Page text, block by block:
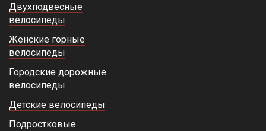
Двухподвесные
велосипеды
Женские горные
велосипеды
Городские дорожные
велосипеды
Детские велосипеды
Подростковые